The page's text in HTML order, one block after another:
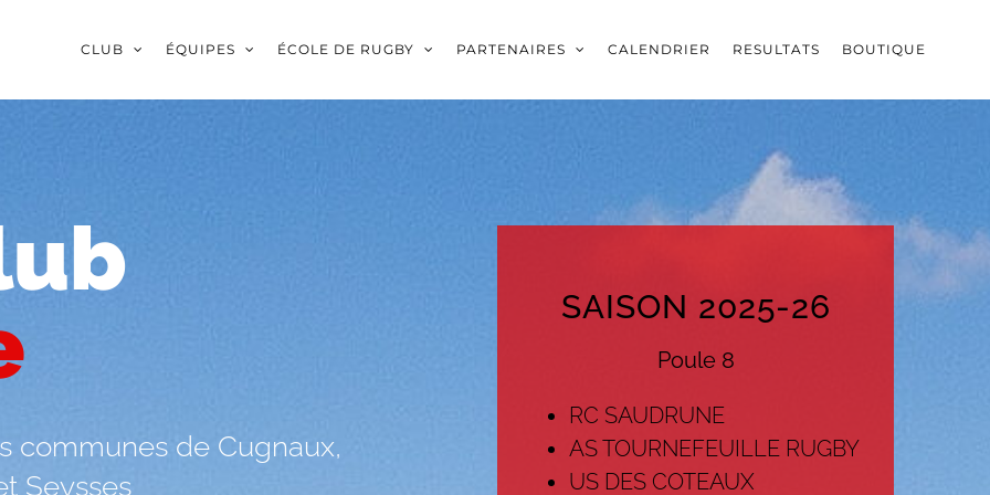
CLUB ÉQUIPES ÉCOLE DE RUGBY PARTENAIRES CALENDRIER RESULTATS BOUTIQUE
communes de Cugnaux,
Seysses
SAISON 2025-26
Poule 8
RC SAUDRUNE
AS TOURNEFEUILLE RUGBY
US DES COTEAUX